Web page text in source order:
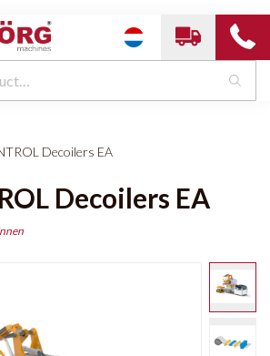
Decoilers EA
Decoilers EA